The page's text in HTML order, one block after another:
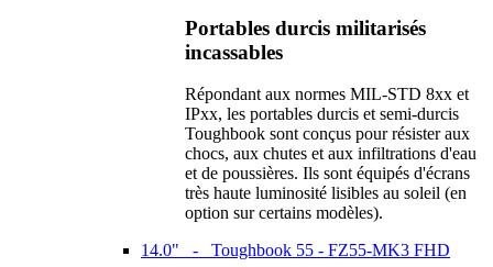
Portables durcis militarisés
incassables
Répondant aux normes MIL-STD 8xx et
IPxx, les portables durcis et semi-durcis
Toughbook sont conçus pour résister aux
chocs, aux chutes et aux infiltrations d'eau
et de poussières. Ils sont équipés d'écrans
très haute luminosité lisibles au soleil (en
option sur certains modèles).
14.0" - Toughbook 55 - FZ55-MK3 FHD